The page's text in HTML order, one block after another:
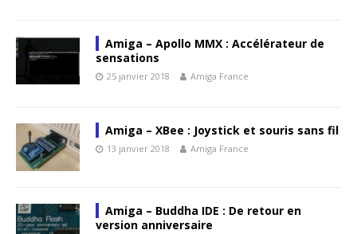
Amiga – Apollo MMX : Accélérateur de
sensations
25 janvier 2018 Amiga France
Amiga – XBee : Joystick et souris sans fil
13 janvier 2018 Amiga France
Amiga – Buddha IDE : De retour en
version anniversaire